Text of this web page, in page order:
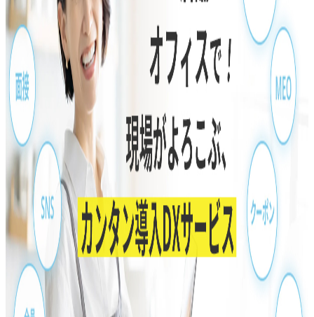
コボットはディップ株式会社が提供する中小企業向けDXサ
ービスです。集客コボットシリーズ（MEO対策、SNS予約
管理、LINE会員システム）、採用コボットシリーズ（採用
ページ作成、面接設定自動化、応募者対応）、HRコボット
シリーズ（人材派遣向け応募管理、営業リスト作成）の3つ
のシリーズを展開しています。
BtoB 10→100（プロダクト拡大）
募集中の求人情報
SRE
東京都 港区